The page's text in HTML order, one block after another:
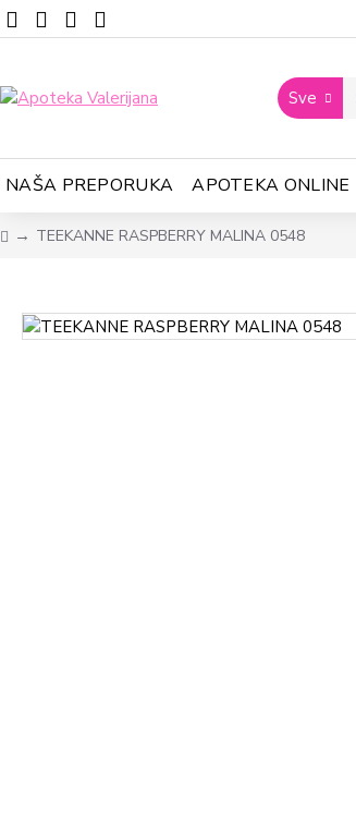
Sve
NAŠA PREPORUKA APOTEKA ONLINE
TEEKANNE RASPBERRY MALINA 0548